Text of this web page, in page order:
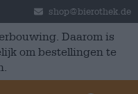
shop@bierothek.de
Daarom is
om bestellingen te